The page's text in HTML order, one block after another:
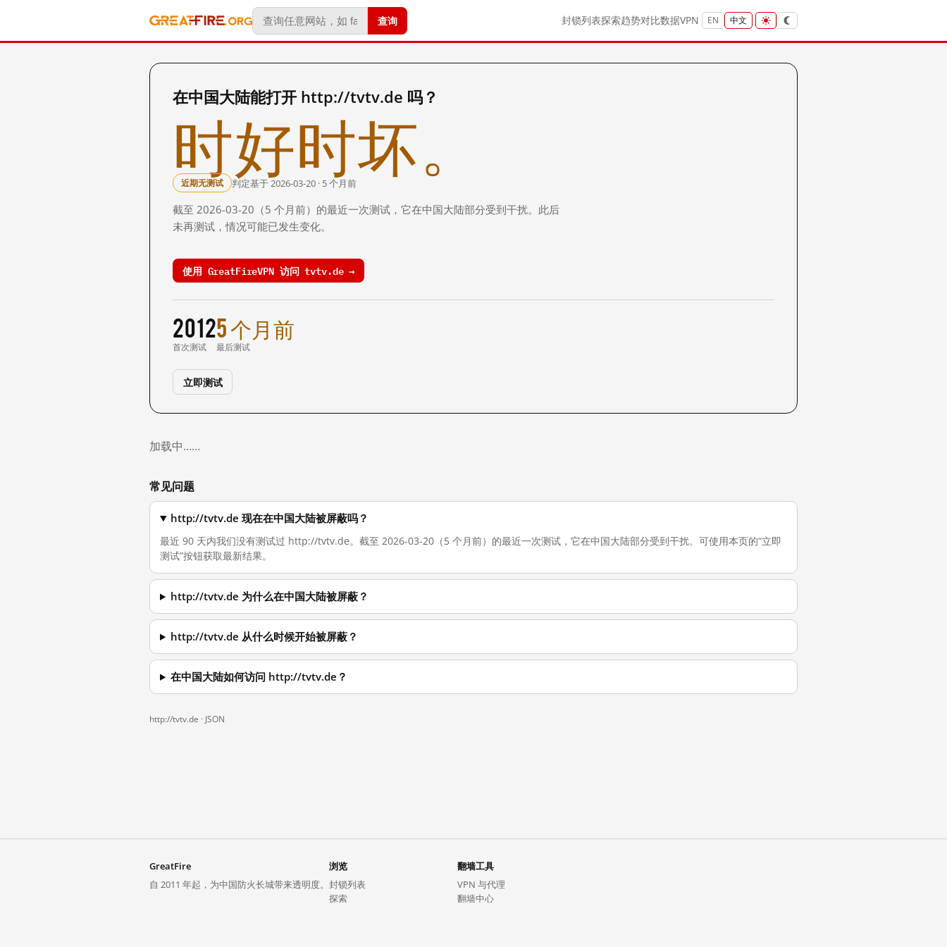
查询 封锁列表探索趋势对比数据VPN EN 中文
在中国大陆能打开 http://tvtv.de 吗？
时好时坏。
近期无测试 判定基于 2026-03-20 · 5 个月前
截至 2026-03-20（5 个月前）的最近一次测试，它在中国大陆部分受到干扰。此后
未再测试，情况可能已发生变化。
使用 GreatFireVPN 访问 tvtv.de →
2012
首次测试
5 个月前
最后测试
立即测试
加载中……
常见问题
http://tvtv.de 现在在中国大陆被屏蔽吗？
最近 90 天内我们没有测试过 http://tvtv.de。截至 2026-03-20（5 个月前）的最近一次测试，它在中国大陆部分受到干扰。可使用本页的“立即
测试”按钮获取最新结果。
http://tvtv.de 为什么在中国大陆被屏蔽？
http://tvtv.de 从什么时候开始被屏蔽？
在中国大陆如何访问 http://tvtv.de？
http://tvtv.de · JSON
GreatFire
自 2011 年起，为中国防火长城带来透明度。
浏览
封锁列表
探索
翻墙工具
VPN 与代理
翻墙中心